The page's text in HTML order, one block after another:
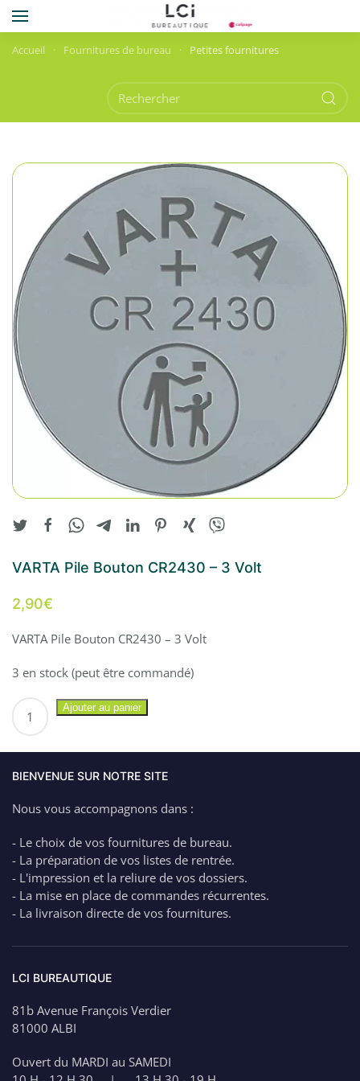
Skip to main content
Accueil Fournitures de bureau Petites fournitures
VARTA Pile Bouton CR2430 – 3 Volt
2,90€
VARTA Pile Bouton CR2430 – 3 Volt
3 en stock (peut être commandé)
Bouton
–
Volt
Ajouter au panier
BIENVENUE SUR NOTRE SITE
Nous vous accompagnons dans :
- Le choix de vos fournitures de bureau.
- La préparation de vos listes de rentrée.
- L'impression et la reliure de vos dossiers.
- La mise en place de commandes récurrentes.
- La livraison directe de vos fournitures.
LCI BUREAUTIQUE
81b Avenue François Verdier
81000 ALBI
Ouvert du MARDI au SAMEDI